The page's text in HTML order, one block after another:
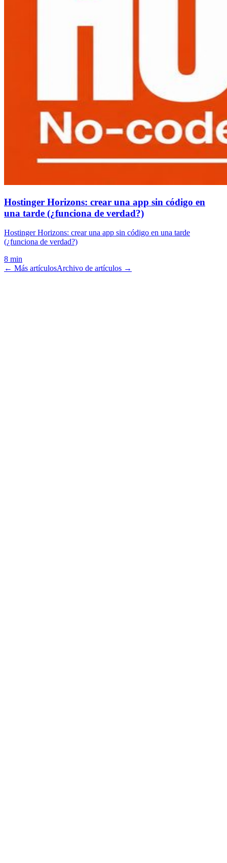
Hostinger Horizons: crear una app sin código en
una tarde (¿funciona de verdad?)
Hostinger Horizons: crear una app sin código en una tarde
(¿funciona de verdad?)
8 min
← Más artículosArchivo de artículos →